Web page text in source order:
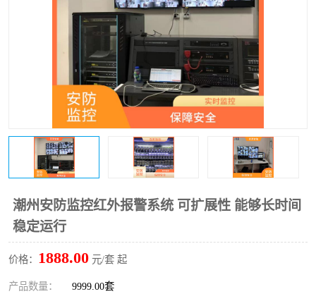
潮州安防监控红外报警系统 可扩展性 能够长时间
稳定运行
价格： 1888.00 元/套 起
产品数量： 9999.00套